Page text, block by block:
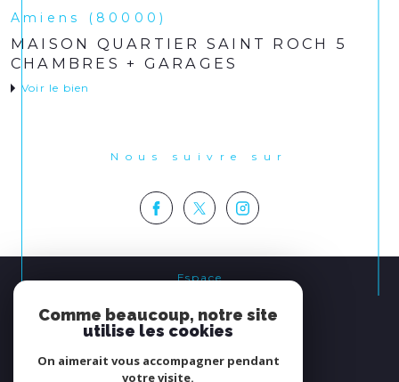
Amiens (80000)
MAISON QUARTIER SAINT ROCH 5
CHAMBRES + GARAGES
Voir le bien
Nous suivre sur
Espace
se connecter
Nous
Comme beaucoup, notre site
utilise les cookies
On aimerait vous accompagner pendant
votre visite.